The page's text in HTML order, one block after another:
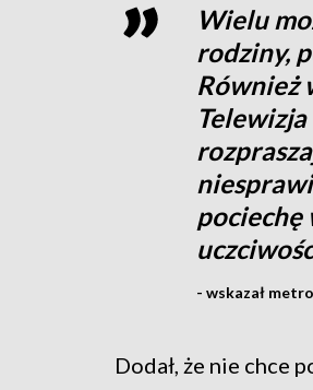
Wielu
rodziny,
Również
pociechę
- wskazał
Dodał, że nie chce